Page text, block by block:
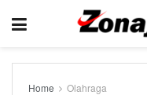
Home Olahraga